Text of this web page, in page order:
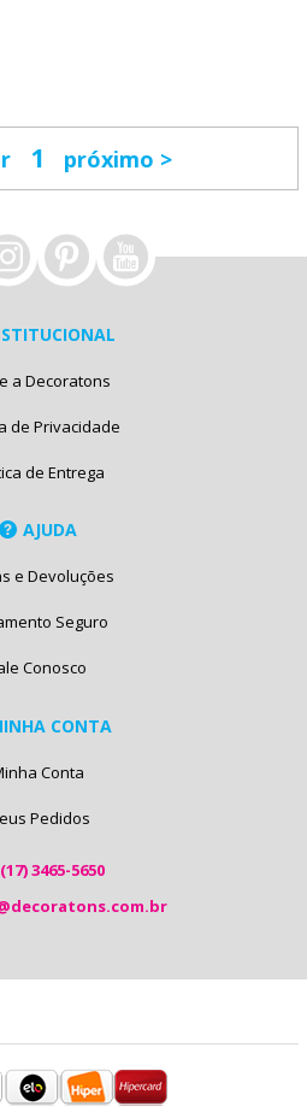
1 próximo
a Decoratons
de Privacidade
de Entrega
AJUDA
e Devoluções
Seguro
Conosco
CONTA
Conta
Pedidos
(17) 3465-5650